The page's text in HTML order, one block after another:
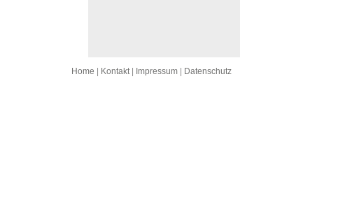
Home Kontakt| Impressum Datenschutz